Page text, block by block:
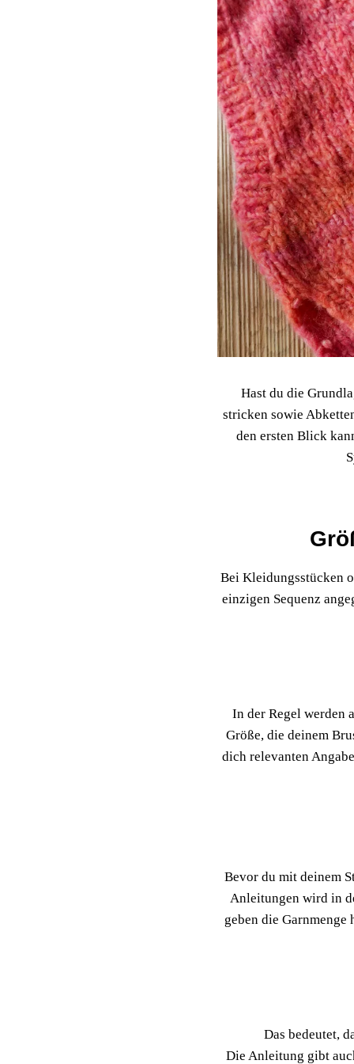
Hast du die
stricken sowie
den ersten Blick
Bei Kleidungsstücken
einzigen Sequenz
In der Regel werden
Größe, die deinem
dich relevanten
Bevor du mit deinem
Anleitungen wird in
geben die
Das bedeutet,
Die Anleitung gibt